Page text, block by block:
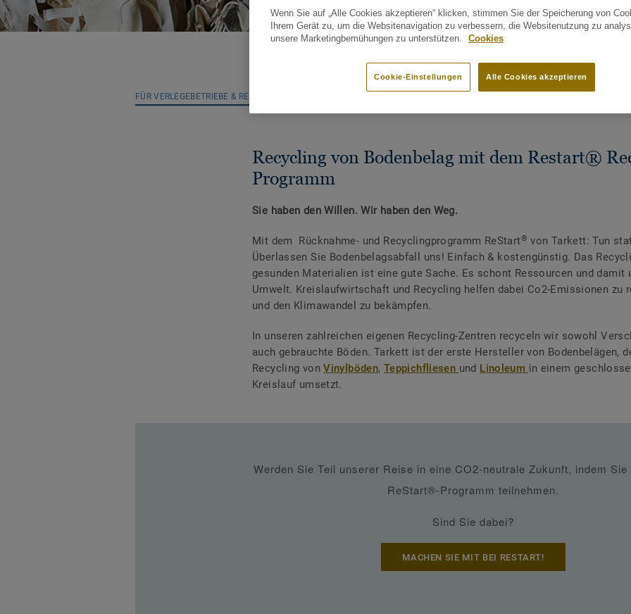
FÜR VERLEGEBETRIEBE & RESTART PARTNER
Recycling von Bodenbelag mit dem Restart®
Programm
Sie haben den Willen. Wir haben den Weg.
Mit dem Rücknahme- und Recyclingprogramm ReStart® von Tarkett: Tun
Überlassen Sie Bodenbelagsabfall uns! Einfach & kostengünstig. Das
gesunden Materialien ist eine gute Sache. Es schont Ressourcen und damit
Umwelt. Kreislaufwirtschaft und Recycling helfen dabei Co2-Emissionen zu
und den Klimawandel zu bekämpfen.
In unseren zahlreichen eigenen Recycling-Zentren recyceln wir sowohl
auch gebrauchte Böden. Tarkett ist der erste Hersteller von Bodenbelägen,
Recycling vonVinylböden, Teppichfliesen und Linoleum in einem
Kreislauf umsetzt.
Werden Sie Teil unserer Reise in eine CO2-neutrale Zukunft, indem
ReStart®-Programm teilnehmen.
Sind Sie dabei?
MACHEN SIE MIT BEI RESTART!
Wenn Sie auf „Alle Cookies akzeptieren“ klicken, stimmen Sie der Speicherung von
Ihrem Gerät zu, um die Websitenavigation zu verbessern, die Websitenutzung zu
unsere Marketingbemühungen zu unterstützen.
Cookies
Alle Cookies akzeptieren
Cookie-Einstellungen